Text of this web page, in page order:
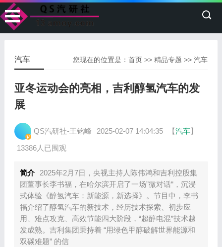
您现在的位置是：首页 >>精品专题 >>汽车
汽车
亚冬运动会的亮相，吉利醇氢汽车的发
展
QS汽研社-王铭峰 2025-02-07 14:04:35 【汽车】
13386人已围观
简介
2025年2月7日，央视主持人陈伟鸿和吉利控股集
团董事长李书福，在哈尔滨开启了一场”微对话“，沉浸
式体验《醇氢汽车：新能源，新选择》。节目中，李书
福介绍了醇氢汽车的新技术，经历技术探索、初步应
用、难点攻克、高效节能四大阶段，“超醇电混”技术越
发成熟。吉利集团秉持着 “用绿色甲醇破解世界能源和
双碳难题” 的信